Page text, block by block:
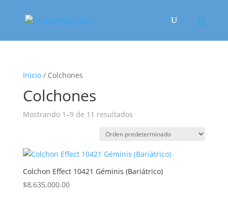
Inicio/ Colchones
Colchones
Mostrando 1–9 de 11 resultados
Colchon Effect 10421 Géminis (Bariátrico)
$8,635,000.00